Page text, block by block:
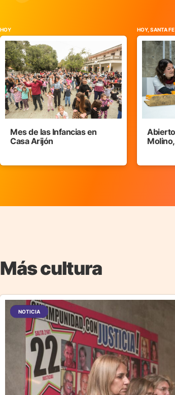
HOY
Mes de las Infancias en
Casa Arijón
HOY, SANTA FE
Más cultura
NOTICIA